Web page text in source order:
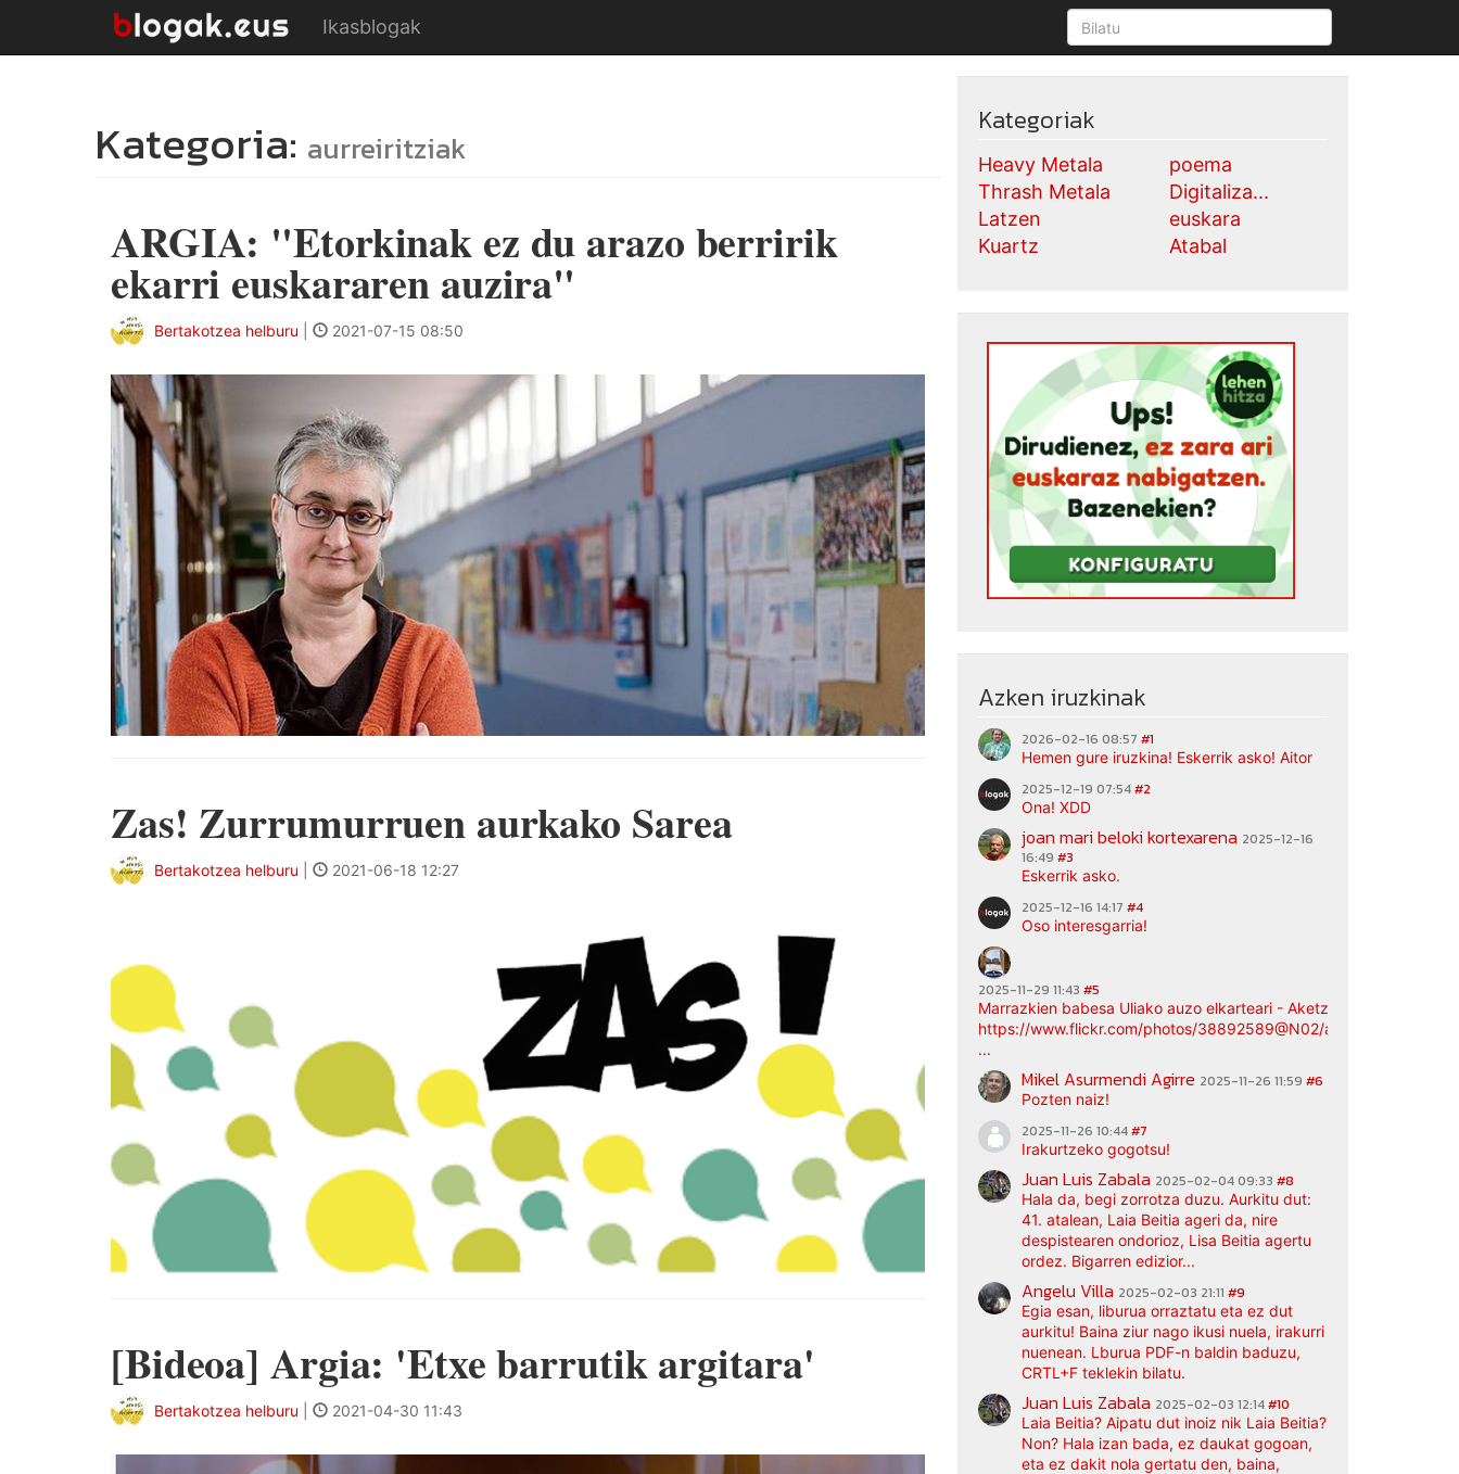
Ikasblogak
Kategoria: aurreiritziak
ARGIA: "Etorkinak ez du arazo berririk
ekarri euskararen auzira"
Bertakotzea helburu 2021-07-15 08:50
Zas! Zurrumurruen aurkako Sarea
Bertakotzea helburu 2021-06-18 12:27
[Bideoa] Argia: 'Etxe barrutik argitara'
Bertakotzea helburu 2021-04-30 11:43
Kategoriak
Heavy Metala
Thrash Metala
Latzen
Kuartz
poema
Digitaliza...
euskara
Atabal
Azken iruzkinak
2026-02-16 08:57 #1
Hemen gure iruzkina! Eskerrik asko! Aitor
2025-12-19 07:54#2
Ona! XDD
joan mari beloki kortexarena 2025-12-16
16:49 #3
Eskerrik asko.
2025-12-16 14:17 #4
Oso interesgarria!
2025-11-29 11:43 #5
Marrazkien babesa Uliako auzo elkarteari - Aketz etxea (argazki
https://www.flickr.com/photos/38892589@N02/albums/
...
Mikel Asurmendi Agirre 2025-11-26 11:59 #6
Pozten naiz!
2025-11-26 10:44#7
Irakurtzeko gogotsu!
Juan Luis Zabala 2025-02-04 09:33 #8
Hala da, begi zorrotza duzu. Aurkitu dut:
41. atalean, Laia Beitia ageri da, nire
despistearen ondorioz, Lisa Beitia agertu
ordez. Bigarren edizior...
Angelu Villa 2025-02-03 21:11 #9
Egia esan, liburua orraztatu eta ez dut
aurkitu! Baina ziur nago ikusi nuela, irakurri
nuenean. Lburua PDF-n baldin baduzu,
CRTL+F teklekin bilatu.
Juan Luis Zabala 2025-02-03 12:14#10
Laia Beitia? Aipatu dut inoiz nik Laia Beitia?
Non? Hala izan bada, ez daukat gogoan,
eta ez dakit nola gertatu den, baina,